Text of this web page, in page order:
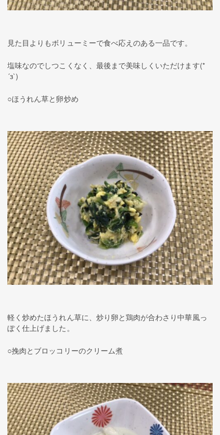
見た目よりもボリューミーで食べ応えのある一品です。
塩味なのでしつこくなく、最後まで美味しくいただけます(*
´з`)
○ほうれん草と卵炒め
軽く炒めたほうれん草に、炒り卵と鶏肉が合わさり中華風っ
ぽく仕上げました。
○挽肉とブロッコリーのクリーム煮